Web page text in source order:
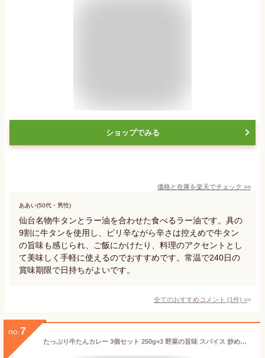
ショップでみる
価格と在庫を楽天でチェック >>
ああい(50代・男性)
仙台名物牛タンとラー油を合わせた食べるラー油です。具の
9割に牛タンを使用し、ピリ辛ながら辛さは控えめで牛タン
の旨味も感じられ、ご飯にかけたり、料理のアクセントとし
て美味しく手軽に使えるのでおすすめです。常温で240日の
賞味期限で日持ちがよいです。
全てのおすすめコメント (1件) >
no. 7
たっぷり牛たんカレー 3個セット 250g×3 野菜の旨味 スパイス 炒めた玉ねぎ 完熟トマトの旨み スパイス 中辛 隠し味 ヨーグルト マイルドさとコク 牛たんがたっぷり120g 仙台 宮城 喜助 牛タン お取り寄せ